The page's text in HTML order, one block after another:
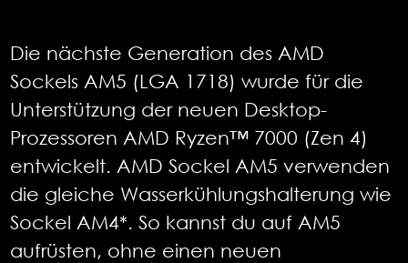
Die nächste Generation des AMD
Sockels AM5 (LGA 1718) wurde für die
Unterstützung der neuen Desktop-
Prozessoren AMD Ryzen™ 7000 (Zen 4)
entwickelt. AMD Sockel AM5 verwenden
die gleiche Wasserkühlungshalterung wie
Sockel AM4*. So kannst du auf AM5
aufrüsten, ohne einen neuen